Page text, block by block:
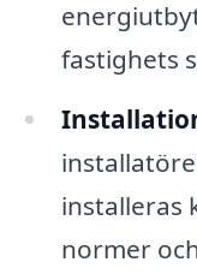
fastighets
installeras
normer